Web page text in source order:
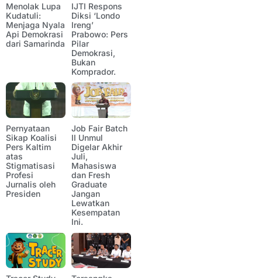
Menolak Lupa
Kudatuli:
Menjaga Nyala
Api Demokrasi
dari Samarinda
IJTI Respons
Diksi ‘Londo
Ireng’
Prabowo: Pers
Pilar
Demokrasi,
Bukan
Komprador.
Pernyataan
Sikap Koalisi
Pers Kaltim
atas
Stigmatisasi
Profesi
Jurnalis oleh
Presiden
Job Fair Batch
II Unmul
Digelar Akhir
Juli,
Mahasiswa
dan Fresh
Graduate
Jangan
Lewatkan
Kesempatan
Ini.